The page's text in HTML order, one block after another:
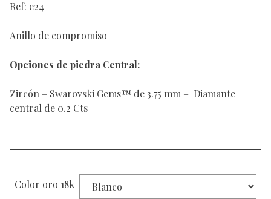
Ref: e24
Anillo de compromiso
Opciones de piedra Central:
Zircón – Swarovski Gems™ de 3.75 mm – Diamante
central de 0.2 Cts
Color oro 18k